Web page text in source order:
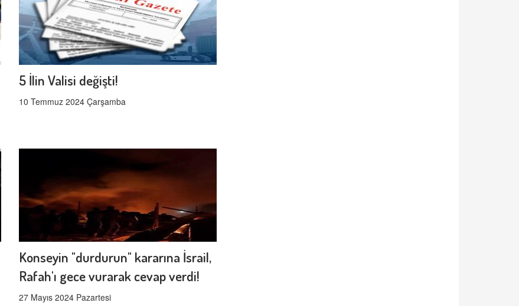
5 İlin Valisi değişti!
10 Temmuz 2024 Çarşamba
Konseyin "durdurun" kararına İsrail,
Rafah'ı gece vurarak cevap verdi!
27 Mayıs 2024 Pazartesi